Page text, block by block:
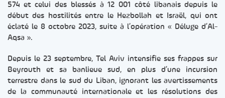
574 et celui des blessés à 12 001 côté libanais depuis le
début des hostilités entre le Hezbollah et Israël, qui ont
éclaté le 8 octobre 2023, suite à l’opération « Déluge d’Al-
Aqsa ».
Depuis le 23 septembre, Tel Aviv intensifie ses frappes sur
Beyrouth et sa banlieue sud, en plus d’une incursion
terrestre dans le sud du Liban, ignorant les avertissements
de la communauté internationale et les résolutions des